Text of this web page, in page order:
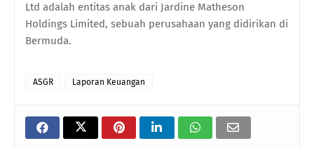
Ltd adalah entitas anak dari Jardine Matheson
Holdings Limited, sebuah perusahaan yang didirikan di
Bermuda.
ASGR Laporan Keuangan